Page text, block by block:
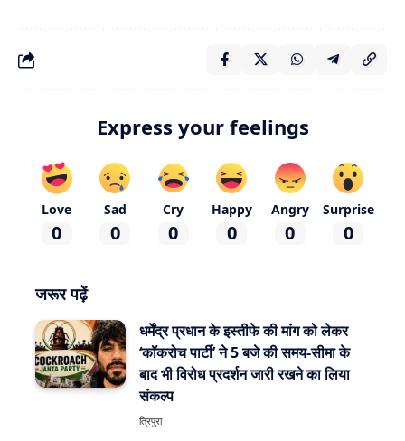
Express your feelings
Love
0
Sad
0
Cry
0
Happy
0
Angry
0
Surprise
0
जरूर पढ़ें
धर्मेंद्र प्रधान के इस्तीफे की मांग को लेकर
‘कॉकरोच पार्टी’ ने 5 बजे की समय-सीमा के
बाद भी विरोध प्रदर्शन जारी रखने का लिया
संकल्प
त्रिपुरा